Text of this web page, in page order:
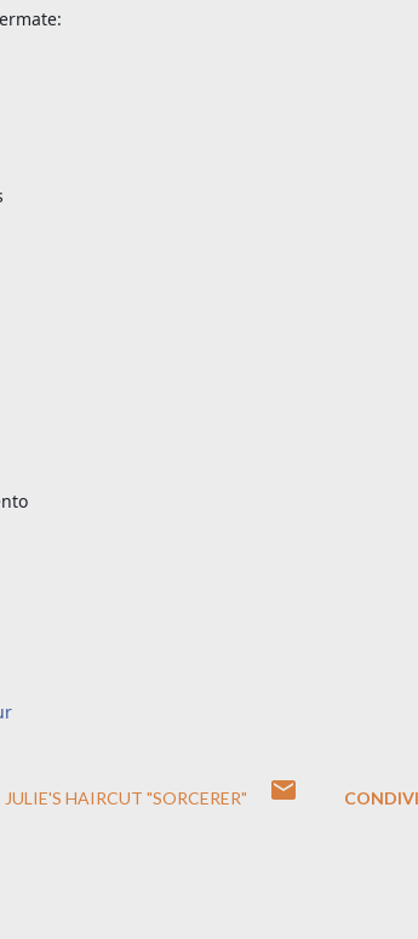
JULIE'S HAIRCUT "SORCERER"